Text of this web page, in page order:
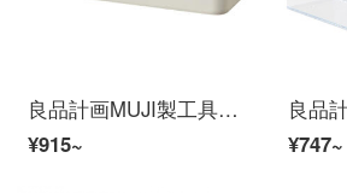
良品計画MUJI製工具箱の白さは約20 x幅11 x高さ6 cmです。
¥915~
¥747~